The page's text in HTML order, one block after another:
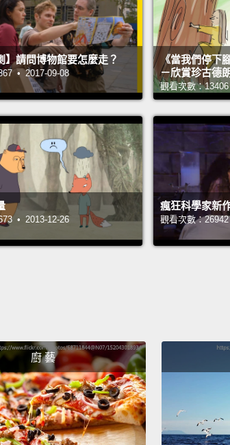
】請問博物館要怎麼走？
• 2017-09-08
《當我們停下
－欣賞珍古德
觀看次數：
• 2013-12-26
瘋狂科學家新
觀看次數：
廚 藝